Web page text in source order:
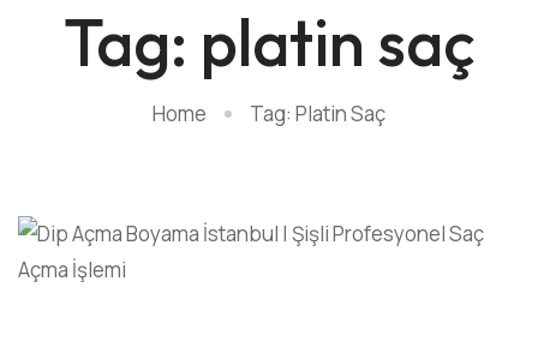
Tag: platin saç
Home Tag: Platin Saç